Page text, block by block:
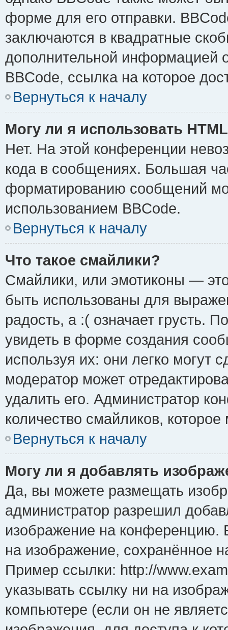
форме для его отправки.
заключаются в квадратные
дополнительной информацией
BBCode, ссылка на которое
Вернуться к началу
Могу ли я использовать
Нет. На этой конференции
кода в сообщениях. Большая
форматированию сообщений
использованием BBCode.
Вернуться к началу
Что такое смайлики?
Смайлики, или эмотиконы —
быть использованы для
радость, а :( означает грусть.
увидеть в форме создания
используя их: они легко могут
модератор может
удалить его. Администратор
количество смайликов,
Вернуться к началу
Могу ли я добавлять
Да, вы можете размещать
администратор разрешил
изображение на конференцию.
на изображение, сохранённое
Пример ссылки: http://
указывать ссылку ни на
компьютере (если он не